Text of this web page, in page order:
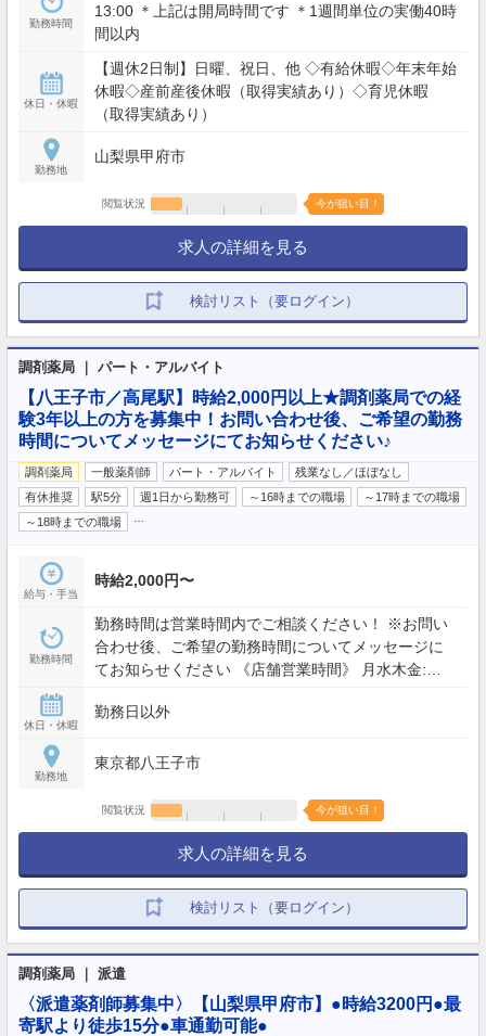
勤務時間
13:00 ＊上記は開局時間です ＊1週間単位の実働40時
間以内
休日・休暇
【週休2日制】日曜、祝日、他 ◇有給休暇◇年末年始
休暇◇産前産後休暇（取得実績あり）◇育児休暇
（取得実績あり）
勤務地
山梨県甲府市
閲覧状況 今が狙い目！
求人の詳細を見る
検討リスト（要ログイン）
調剤薬局 ｜ パート・アルバイト
【八王子市／高尾駅】時給2,000円以上★調剤薬局での経
験3年以上の方を募集中！お問い合わせ後、ご希望の勤務
時間についてメッセージにてお知らせください♪
調剤薬局 一般薬剤師 パート・アルバイト
残業なし／ほぼなし
有休推奨
駅5分 週1日から勤務可 ～16時までの職場
～17時までの職場
～18時までの職場
給与・手当
時給2,000円〜
勤務時間
勤務時間は営業時間内でご相談ください！ ※お問い
合わせ後、ご希望の勤務時間についてメッセージに
てお知らせください 《店舗営業時間》 月水木金:
休日・休暇
勤務日以外
勤務地
東京都八王子市
閲覧状況 今が狙い目！
求人の詳細を見る
検討リスト（要ログイン）
調剤薬局 ｜ 派遣
〈派遣薬剤師募集中〉【山梨県甲府市】●時給3200円●最
寄駅より徒歩15分●車通勤可能●